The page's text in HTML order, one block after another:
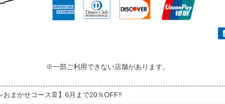
※一部ご利用できない店舗があります。
おまかせコース👖】6月まで20％OFF‼️